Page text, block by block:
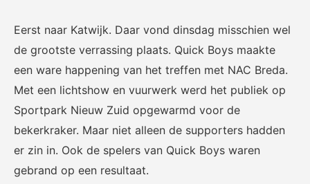
Eurojackpot Vrouwen
Eredivisie met het laatste
nieuws, programma,
standen en alle
voor Betaald Voetbal.
Eerst naar Katwijk. Daar vond dinsdag misschien wel
de grootste verrassing plaats. Quick Boys maakte
een ware happening van het treffen met NAC Breda.
Met een lichtshow en vuurwerk werd het publiek op
Sportpark Nieuw Zuid opgewarmd voor de
bekerkraker. Maar niet alleen de supporters hadden
er zin in. Ook de spelers van Quick Boys waren
gebrand op een resultaat.